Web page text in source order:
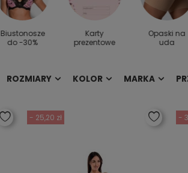
Biustonosze
do -30%
Karty
prezentowe
Opaski na
uda
ROZMIARY KOLOR MARKA
- 25,20 zł -